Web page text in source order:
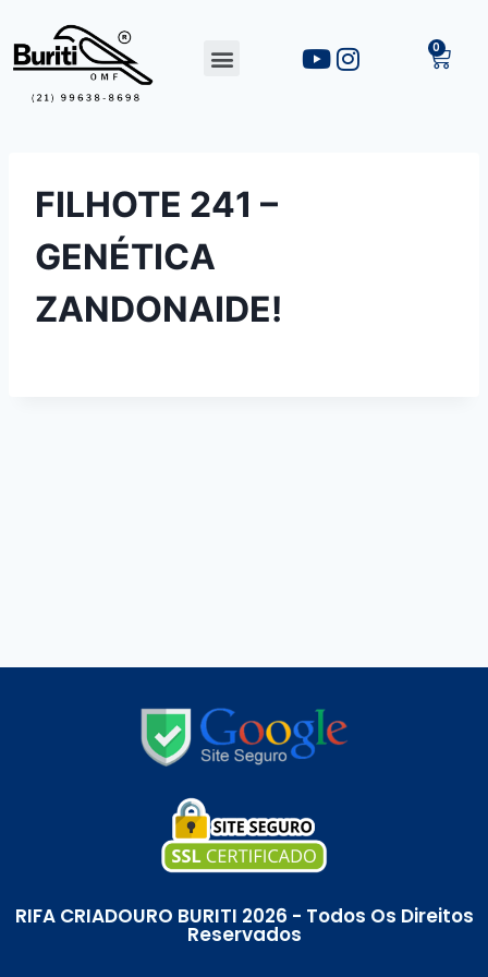
FILHOTE 241 –
GENÉTICA
ZANDONAIDE!
RIFA CRIADOURO BURITI 2026 - Todos Os Direitos
Reservados